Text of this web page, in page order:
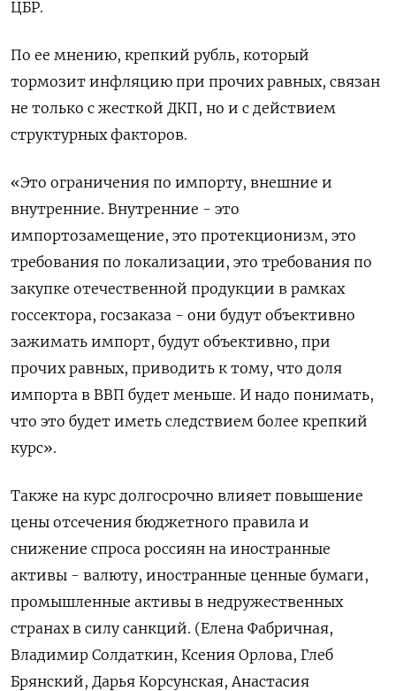
ЦБР.
По ее мнению, крепкий рубль, который
тормозит инфляцию при прочих равных, связан
не только с жесткой ДКП, но и с действием
структурных факторов.
«Это ограничения по импорту, внешние и
внутренние. Внутренние - это
импортозамещение, это протекционизм, это
требования по локализации, это требования по
закупке отечественной продукции в рамках
госсектора, госзаказа - они будут объективно
зажимать импорт, будут объективно, при
прочих равных, приводить к тому, что доля
импорта в ВВП будет меньше. И надо понимать,
что это будет иметь следствием более крепкий
курс».
Также на курс долгосрочно влияет повышение
цены отсечения бюджетного правила и
снижение спроса россиян на иностранные
активы - валюту, иностранные ценные бумаги,
промышленные активы в недружественных
странах в силу санкций. (Елена Фабричная,
Владимир Солдаткин, Ксения Орлова, Глеб
Брянский, Дарья Корсунская, Анастасия